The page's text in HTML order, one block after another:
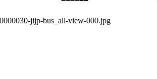
jijp-bus_all-view-000.jpg